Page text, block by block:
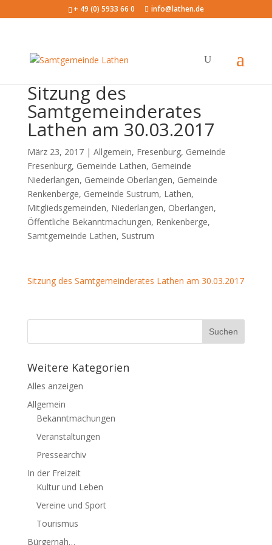
+ 49 (0) 5933 66 0 info@lathen.de
Sitzung des
Samtgemeinderates
Lathen am 30.03.2017
März 23, 2017 | Allgemein, Fresenburg, Gemeinde
Fresenburg, Gemeinde Lathen, Gemeinde
Niederlangen, Gemeinde Oberlangen, Gemeinde
Renkenberge, Gemeinde Sustrum, Lathen,
Mitgliedsgemeinden, Niederlangen, Oberlangen,
Öffentliche Bekanntmachungen, Renkenberge,
Samtgemeinde Lathen, Sustrum
Sitzung des Samtgemeinderates Lathen am 30.03.2017
Weitere Kategorien
Alles anzeigen
Allgemein
Bekanntmachungen
Veranstaltungen
Pressearchiv
In der Freizeit
Kultur und Leben
Vereine und Sport
Tourismus
Bürgernah…